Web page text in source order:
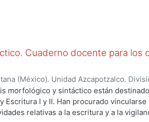
Cuaderno docente para los
(México). Unidad Azcapotzalco.
, 2022)Rivas Iturralde, Vladimiro
morfológico y sintáctico están
Escritura I y II. Han procurado vincularse
relativas a la escritura y a la